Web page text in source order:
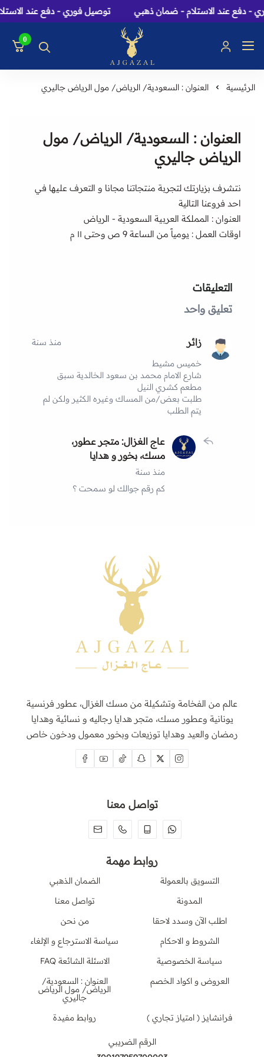
- دفع عند الاستلام - ضمان ذهبي توصيل فوري - دفع عند
عاج الغزال: متجر
0
الرئيسية العنوان : السعودية/ الرياض/ مول الرياض جاليري
العنوان : السعودية/ الرياض/ مول
الرياض جاليري
نتشرف بزيارتك لتجربة منتجاتنا مجانا و التعرف عليها في
احد فروعنا التالية
العنوان : المملكة العربية السعودية - الرياض
اوقات العمل : يومياً من الساعة 9 ص وحتى ١١ م
التعليقات
تعليق واحد
زائر
منذ سنة
خميس مشيط
شارع الامام محمد بن سعود الخالدية سبق
مطعم كشري النيل
طلبت بعض/من المساك وغيره الكثير ولكن لم
يتم الطلب
عاج الغزال: متجر عطور،
مسك، بخور و هدايا
منذ سنة
كم رقم جوالك لو سمحت ؟
عالم من الفخامة وتشكيلة من مسك الغزال، عطور فرنسية
يونانية وعطور مسك، متجر هدايا رجاليه و نسائية وهدايا
رمضان والعيد وهدايا توزيعات وبخور معمول ودخون خاص
تواصل معنا
روابط مهمة
التسويق بالعمولة
الضمان الذهبي
المدونة
تواصل معنا
اطلب الآن وسدد لاحقا
من نحن
الشروط و الاحكام
سياسة الاسترجاع و الإلغاء
سياسة الخصوصية
الاسئلة الشائعة FAQ
العروض و اكواد الخصم
العنوان : السعودية/
الرياض/ مول الرياض
جاليري
فرانشايز ( امتياز تجاري )
روابط مفيدة
الرقم الضريبي